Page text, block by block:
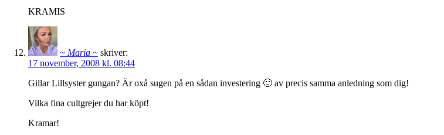
KRAMIS
~ Maria ~ skriver:
17 november, 2008 kl. 08:44
Gillar Lillsyster gungan? Är oxå sugen på en sådan investering 🙂 av precis samma anledning som dig!
Vilka fina cultgrejer du har köpt!
Kramar!